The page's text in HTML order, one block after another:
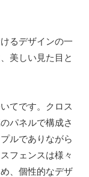
るデザインの一
美しい見た目と
てです。クロス
パネルで構成さ
ルでありながら
フェンスは様々
、個性的なデザ